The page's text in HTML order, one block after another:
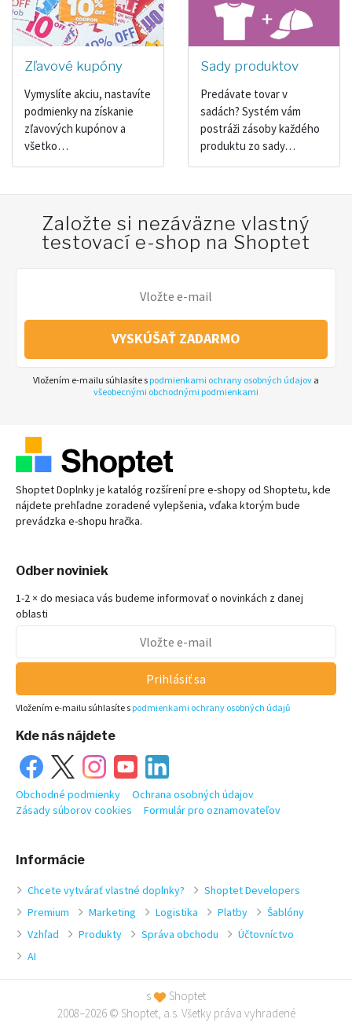
Zľavové kupóny
Vymyslíte akciu, nastavíte
podmienky na získanie
zľavových kupónov a
všetko…
Sady produktov
Predávate tovar v
sadách? Systém vám
postráži zásoby každého
produktu zo sady…
Založte si nezáväzne vlastný
testovací e-shop na Shoptet
VYSKÚŠAŤ ZADARMO
Vložením e-mailu súhlasíte s podmienkami ochrany osobných údajov a
všeobecnými obchodnými podmienkami
Shoptet Doplnky je katalóg rozšírení pre e-shopyod Shoptetu, kde
nájdete prehľadne zoradené vylepšenia, vďaka ktorým bude
prevádzka e-shopu hračka.
Informácie
Chcete vytvárať vlastné doplnky?
Shoptet Developers
Premium
Marketing Logistika Platby
Šablóny
Vzhľad
Produkty Správa obchodu
Účtovníctvo
AI
Odber noviniek
1-2 × do mesiaca vás budeme informovať o novinkách z danej
oblasti
Prihlásiť sa
Vložením e-mailu súhlasíte s podmienkami ochrany osobných údajů
Kde nás nájdete
Obchodné podmienky
Ochrana osobných údajov
Zásady súborov cookies
Formulár pro oznamovateľov
s
Shoptet
2008–2026 © Shoptet, a.s. Všetky práva vyhradené